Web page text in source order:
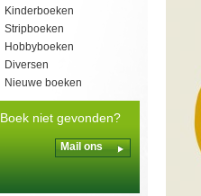
Kinderboeken
Stripboeken
Hobbyboeken
Diversen
Nieuwe boeken
Boek niet gevonden?
Mail ons